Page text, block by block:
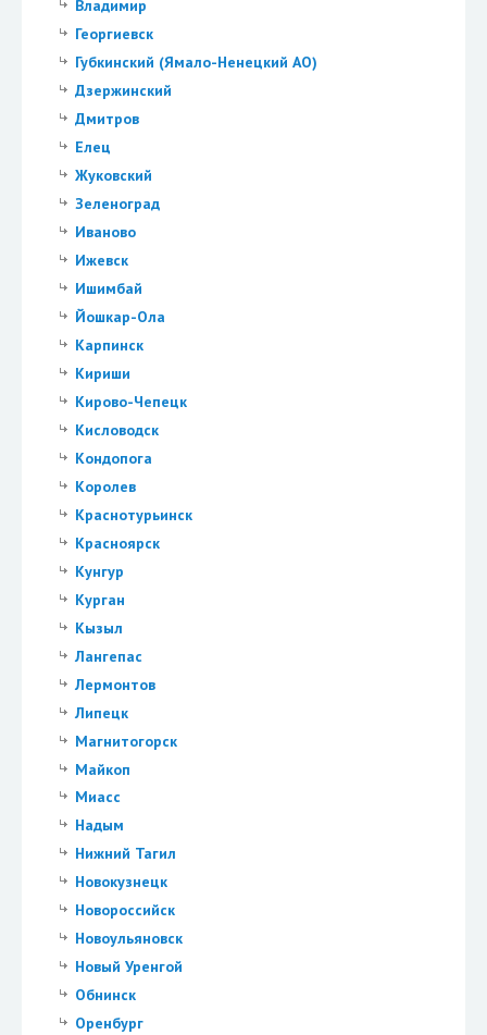
Владимир
Георгиевск
Губкинский (Ямало-Ненецкий АО)
Дзержинский
Дмитров
Елец
Жуковский
Зеленоград
Иваново
Ижевск
Ишимбай
Йошкар-Ола
Карпинск
Кириши
Кирово-Чепецк
Кисловодск
Кондопога
Королев
Краснотурьинск
Красноярск
Кунгур
Курган
Кызыл
Лангепас
Лермонтов
Липецк
Магнитогорск
Майкоп
Миасс
Надым
Нижний Тагил
Новокузнецк
Новороссийск
Новоульяновск
Новый Уренгой
Обнинск
Оренбург